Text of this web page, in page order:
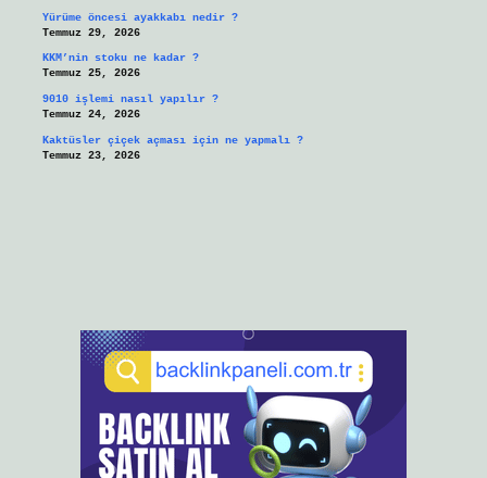
Yürüme öncesi ayakkabı nedir ?
Temmuz 29, 2026
KKM’nin stoku ne kadar ?
Temmuz 25, 2026
9010 işlemi nasıl yapılır ?
Temmuz 24, 2026
Kaktüsler çiçek açması için ne yapmalı ?
Temmuz 23, 2026